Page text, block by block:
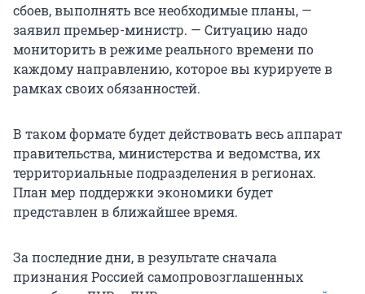
сбоев, выполнять все необходимые планы, —
заявил премьер-министр. — Ситуацию надо
мониторить в режиме реального времени по
каждому направлению, которое вы курируете в
рамках своих обязанностей.
В таком формате будет действовать весь аппарат
правительства, министерства и ведомства, их
территориальные подразделения в регионах.
План мер поддержки экономики будет
представлен в ближайшее время.
За последние дни, в результате сначала
признания Россией самопровозглашенных